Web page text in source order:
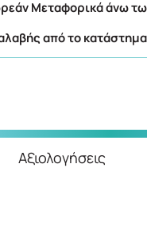
Μεταφορικά άνω
από το
Αξιολογήσεις